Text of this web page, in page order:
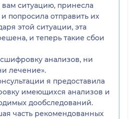
вам ситуацию, принесла
попросила отправить их
этой ситуации, эта
и теперь такие сбои
анализов, ни
лечение».
я предоставила
имеющихся анализов и
дообследований.
часть рекомендованных